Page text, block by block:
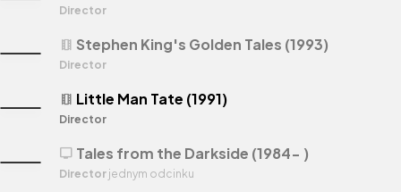
theaters Little Man Tate (1991)
Director
theaters Stephen King's Golden Tales (1993)
Director
Director
tv Tales from the Darkside (1984- )
Director jednym odcinku